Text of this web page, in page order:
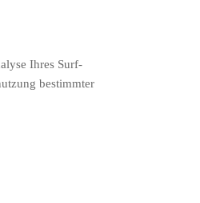
Ihres Surf-
bestimmter